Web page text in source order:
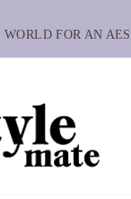
FOR AN